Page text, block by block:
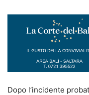
Dopo l’incidente